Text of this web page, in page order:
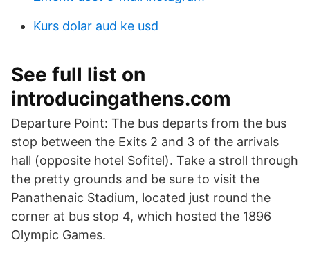
Kurs dolar aud ke usd
See full list on
introducingathens.com
Departure Point: The bus departs from the bus
stop between the Exits 2 and 3 of the arrivals
hall (opposite hotel Sofitel). Take a stroll through
the pretty grounds and be sure to visit the
Panathenaic Stadium, located just round the
corner at bus stop 4, which hosted the 1896
Olympic Games.